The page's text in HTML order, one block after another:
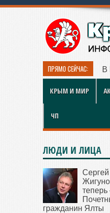
ПРЯМО СЕЙЧАС: В
КРЫМ И МИР
ЧП
ЛЮДИ И ЛИЦА
Сергей
гражданин Ялты